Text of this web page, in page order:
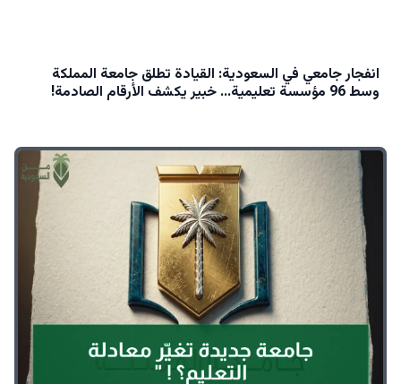
انفجار جامعي في السعودية: القيادة تطلق جامعة المملكة
وسط 96 مؤسسة تعليمية... خبير يكشف الأرقام الصادمة!